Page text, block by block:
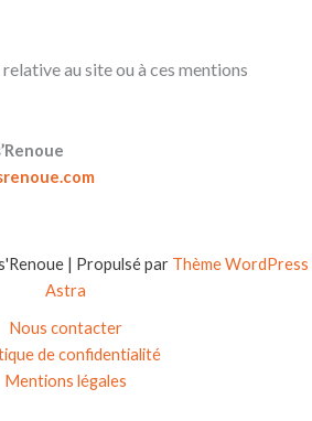
au site ou à ces mentions
| Propulsé par Thème WordPress
Astra
Nous contacter
de confidentialité
Mentions légales